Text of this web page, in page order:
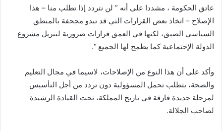
عاتق الحكومة ، مشددا على أنه ” لن نتردد إذا تطلب منا – هذا
الإصلاح – اتخاذ بعض القرارات التي قد تبدو مجحفة بالمنطق
السياسي الضيق، لكنها في العمق قرارات ضرورية لتنزيل مشروع
الدولة الإجتماعية كما يطمح لها الجميع “.
وأكد على أن هذا النوع من الإصلاحات، لاسيما في مجال التعليم
والصحة، يتطلب تحمل المسؤولية دون تردد من أجل التأسيس
لمرحلة جديدة فارقة في تاريخ المملكة، تحت القيادة الرشيدة
لصاحب الجلالة.